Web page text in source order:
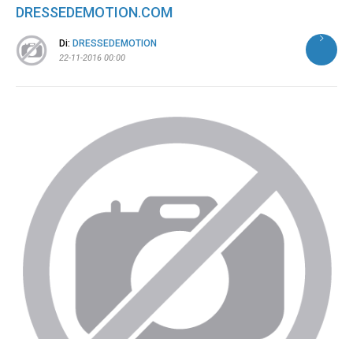
DRESSEDEMOTION.COM
Di: DRESSEDEMOTION
22-11-2016 00:00